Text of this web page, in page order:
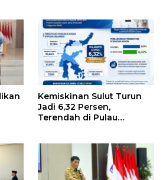
Kendaraan
Kemiskinan Sulut Turun
Jadi 6,32 Persen,
Terendah di Pulau